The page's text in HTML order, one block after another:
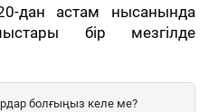
дан астам нысанында
бір мезгілде
болғыңыз келе ме?